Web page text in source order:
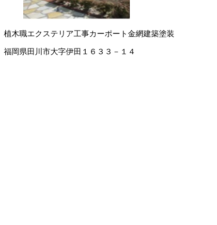
植木職エクステリア工事カーポート 金網建築塗装
福岡県田川市大字伊田１６３３－１４